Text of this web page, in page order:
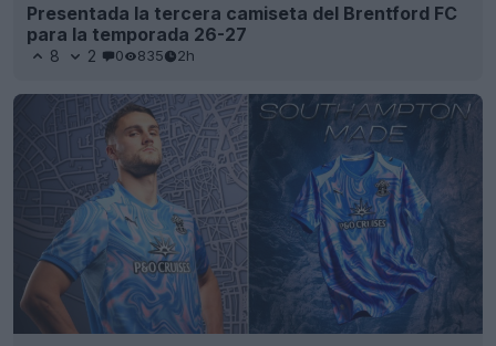
Presentada la tercera camiseta del Brentford FC
para la temporada 26-27
8 2 0 835 2h